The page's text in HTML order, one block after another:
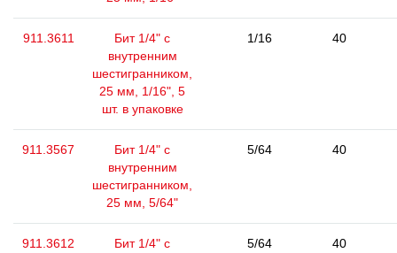
911.3611
Бит 1/4" с
внутренним
шестигранником,
25 мм, 1/16", 5
шт. в упаковке
1/16 40
911.3567
Бит 1/4" с
внутренним
шестигранником,
25 мм, 5/64"
5/64 40
911.3612
Бит 1/4" с
5/64 40